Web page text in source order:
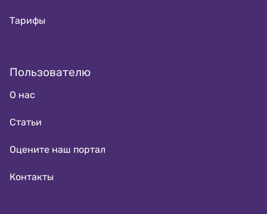
Тарифы
Пользователю
О нас
Статьи
Оцените наш портал
Контакты